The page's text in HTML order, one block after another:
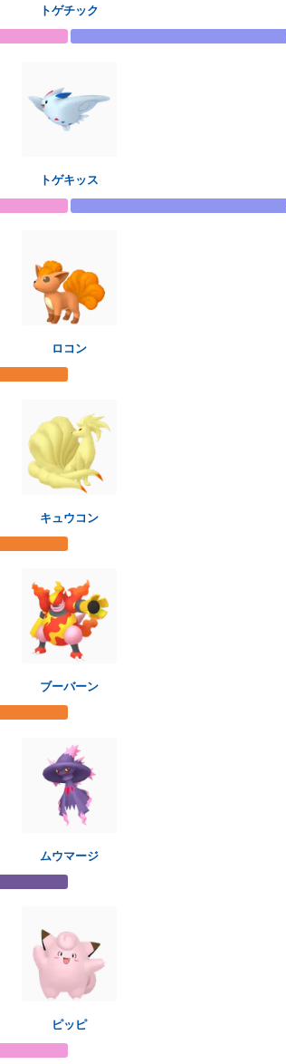
トゲチック
トゲキッス
ロコン
キュウコン
ブーバーン
ムウマージ
ピッピ